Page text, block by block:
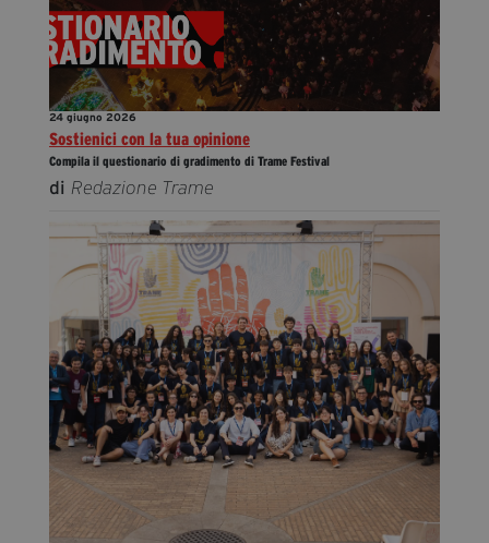
24 giugno 2026
Sostienici con la tua opinione
Compila il questionario di gradimento di Trame Festival
di Redazione Trame